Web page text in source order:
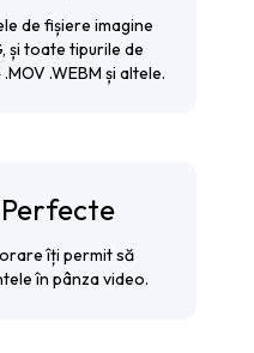
de fișiere imagine
și toate tipurile de
.WEBM și altele.
îți permit să
în pânza video.